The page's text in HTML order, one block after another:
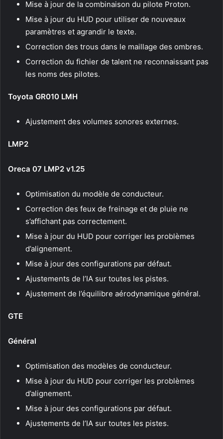
Mise à jour de la combinaison du pilote Proton.
Mise à jour du HUD pour utiliser de nouveaux
paramètres et agrandir le texte.
Correction des trous dans le maillage des ombres.
Correction du fichier de talent ne reconnaissant pas
les noms des pilotes.
Toyota GR010 LMH
Ajustement des volumes sonores externes.
LMP2
Oreca 07 LMP2 v1.25
Optimisation du modèle de conducteur.
Correction des feux de freinage et de pluie ne
s’affichant pas correctement.
Mise à jour du HUD pour corriger les problèmes
d’alignement.
Mise à jour des configurations par défaut.
Ajustements de l’IA sur toutes les pistes.
Ajustement de l’équilibre aérodynamique général.
GTE
Général
Optimisation des modèles de conducteur.
Mise à jour du HUD pour corriger les problèmes
d’alignement.
Mise à jour des configurations par défaut.
Ajustements de l’IA sur toutes les pistes.